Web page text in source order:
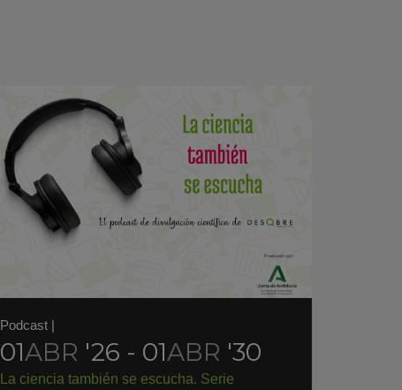
Podcast|
01ABR '26 - 01ABR '30
La ciencia también se escucha. Serie